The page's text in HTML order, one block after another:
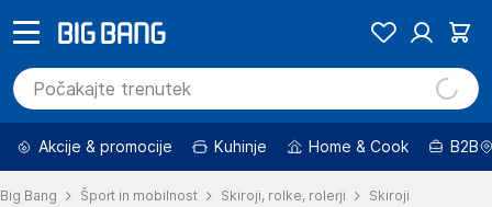
Akcije & promocije Kuhinje Home & Cook B2B
Big Bang Šport in mobilnost Skiroji, rolke, rolerji Skiroji